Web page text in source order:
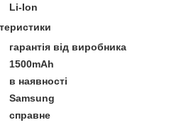
Li-Ion
гарантія від виробника
1500mAh
в наявності
Samsung
справне